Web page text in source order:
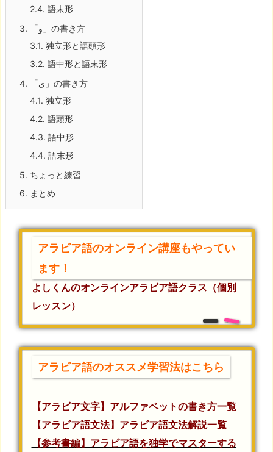
2.4. 語末形
3.
「و」の書き方
3.1. 独立形と語頭形
3.2. 語中形と語末形
4.
「ي」の書き方
4.1. 独立形
4.2. 語頭形
4.3. 語中形
4.4. 語末形
5. ちょっと練習
6. まとめ
アラビア語のオンライン講座もやってい
ます！
よしくんのオンラインアラビア語クラス（個別
レッスン）
アラビア語のオススメ学習法はこちら
【アラビア文字】アルファベットの書き方一覧
【アラビア語文法】アラビア語文法解説一覧
【参考書編】アラビア語を独学でマスターする